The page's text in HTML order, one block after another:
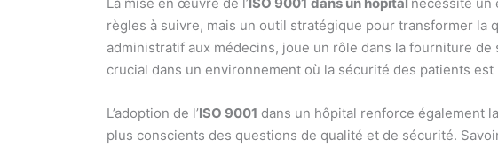
règles à suivre, mais un outil stratégique pour transformer la
administratif aux médecins, joue un rôle dans la fourniture
crucial dans un environnement où la sécurité des patients est
L’adoption de l’ISO 9001 dans un hôpital renforce également
plus conscients des questions de qualité et de sécurité.